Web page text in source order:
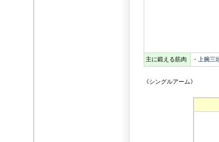
主に鍛える筋肉 ・ 上腕三
《シングルアーム》